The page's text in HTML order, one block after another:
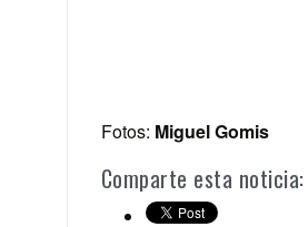
Fotos: Miguel Gomis
Comparte esta noticia: